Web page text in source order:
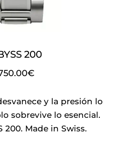
200
€
y la presión lo
sobrevive lo esencial.
200. Made in Swiss.